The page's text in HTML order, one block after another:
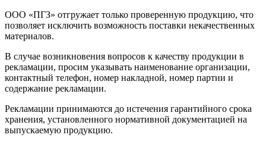
ООО «ПГЗ» отгружает только проверенную продукцию, что
позволяет исключить возможность поставки некачественных
материалов.
В случае возникновения вопросов к качеству продукции в
рекламации, просим указывать наименование организации,
контактный телефон, номер накладной, номер партии и
содержание рекламации.
Рекламации принимаются до истечения гарантийного срока
хранения, установленного нормативной документацией на
выпускаемую продукцию.